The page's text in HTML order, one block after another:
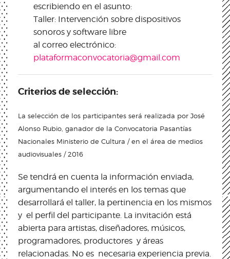
escribiendo en el asunto:
Taller: Intervención sobre dispositivos
sonoros y software libre
al correo electrónico:
plataformaconvocatoria@gmail.com
Criterios de selección:
La selección de los participantes será realizada por José
Alonso Rubio, ganador de la Convocatoria Pasantías
Nacionales Ministerio de Cultura / en el área de medios
audiovisuales / 2016
Se tendrá en cuenta la información enviada,
argumentando el interés en los temas que
desarrollará el taller, la pertinencia en los mismos
y el perfil del participante. La invitación está
abierta para artistas, diseñadores, músicos,
programadores, productores y áreas
relacionadas. No es necesaria experiencia previa.